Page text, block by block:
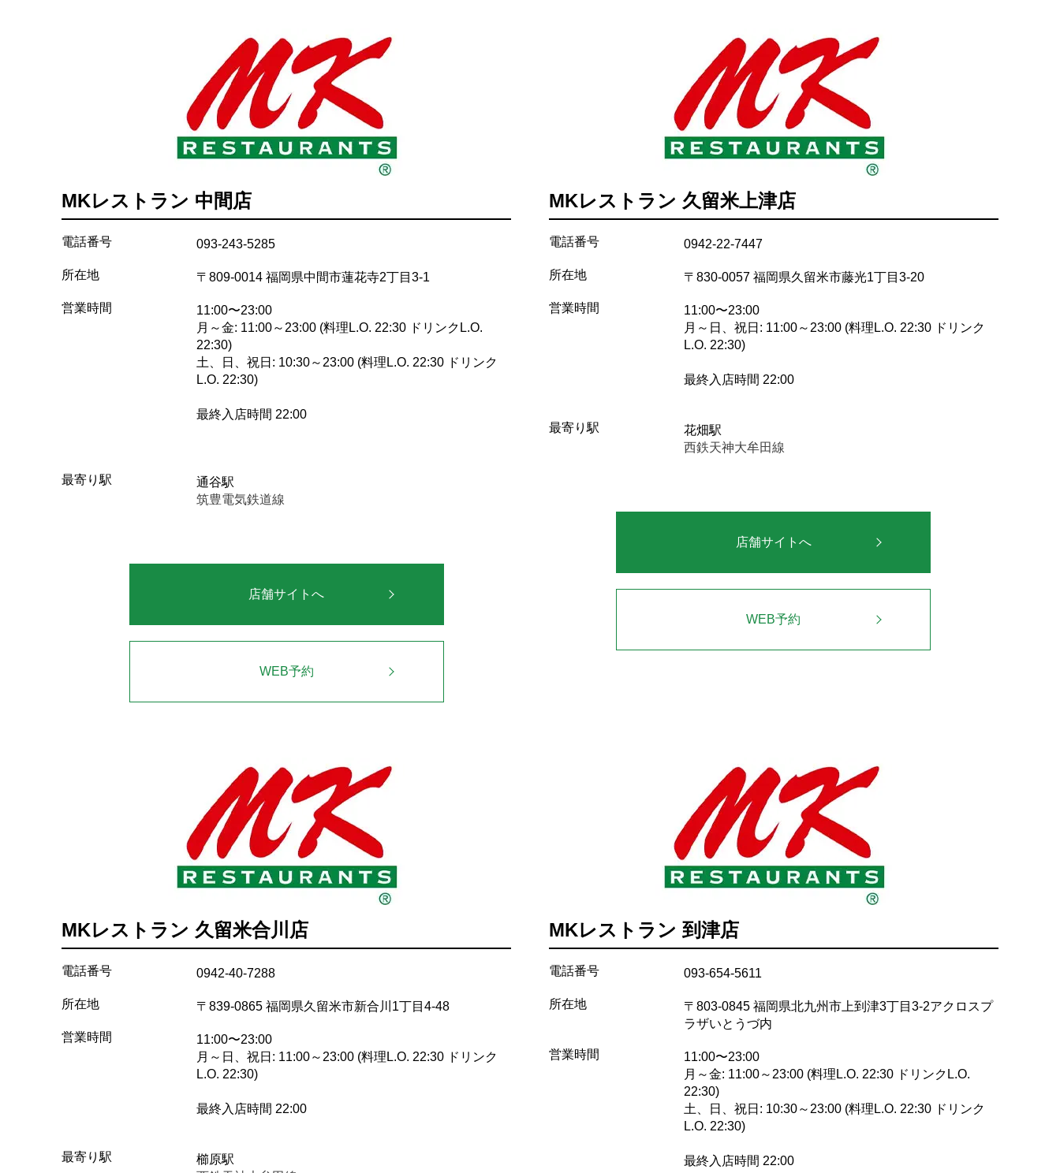
MKレストラン 中間店
電話番号 093-243-5285
所在地 〒809-0014 福岡県中間市蓮花寺2丁目3-1
営業時間
11:00〜23:00
月～金: 11:00～23:00 (料理L.O. 22:30 ドリンクL.O.
22:30)
土、日、祝日: 10:30～23:00 (料理L.O. 22:30 ドリンク
L.O. 22:30)
最終入店時間 22:00
最寄り駅
通谷駅
筑豊電気鉄道線
店舗サイトへ
WEB予約
MKレストラン 久留米上津店
電話番号 0942-22-7447
所在地 〒830-0057 福岡県久留米市藤光1丁目3-20
営業時間
11:00〜23:00
月～日、祝日: 11:00～23:00 (料理L.O. 22:30 ドリンク
L.O. 22:30)
最終入店時間 22:00
最寄り駅
花畑駅
西鉄天神大牟田線
店舗サイトへ
WEB予約
MKレストラン 久留米合川店
電話番号 0942-40-7288
所在地 〒839-0865 福岡県久留米市新合川1丁目4-48
営業時間
11:00〜23:00
月～日、祝日: 11:00～23:00 (料理L.O. 22:30 ドリンク
L.O. 22:30)
最終入店時間 22:00
最寄り駅
櫛原駅
MKレストラン 到津店
電話番号 093-654-5611
所在地
〒803-0845 福岡県北九州市上到津3丁目3-2アクロスプ
ラザいとうづ内
営業時間
11:00〜23:00
月～金: 11:00～23:00 (料理L.O. 22:30 ドリンクL.O.
22:30)
土、日、祝日: 10:30～23:00 (料理L.O. 22:30 ドリンク
L.O. 22:30)
最終入店時間 22:00